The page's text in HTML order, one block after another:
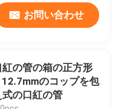
お問い合わせ
紅の管の箱の正方形
のコップを包
の口紅の管